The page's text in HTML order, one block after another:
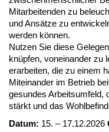
Mitarbeitenden zu
und Ansätze zu
werden können.
Nutzen Sie diese
knüpfen, voneinander zu
erarbeiten, die zu einem
Miteinander im Betrieb
gesundes Arbeitsumfeld,
stärkt und das
Datum: 15. – 17.12.2026